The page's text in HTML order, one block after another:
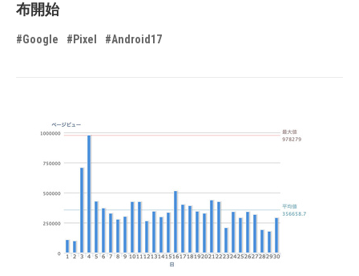
布開始
#Google #Pixel #Android17